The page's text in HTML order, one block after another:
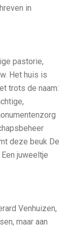
in
pastorie,
Het huis is
trots de naam:
deze beuk De
juweeltje
Venhuizen,
maar aan